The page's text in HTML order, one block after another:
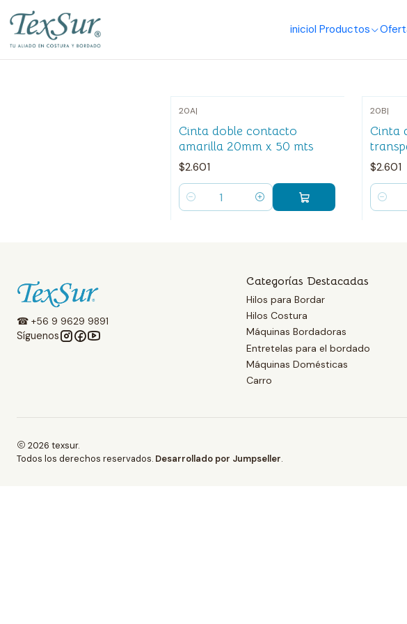
inicioI Productos
20A|
Cinta doble contacto
amarilla 20mm x 50 mts
$2.601
Cantidad
20B|
Cinta
$2.601
☎ +56 9 9629 9891
Síguenos
Categorías Destacadas
Hilos para Bordar
Hilos Costura
Máquinas Bordadoras
Entretelas para el bordado
Máquinas Domésticas
Carro
2026 texsur.
Todos los derechos reservados. Desarrollado por Jumpseller.